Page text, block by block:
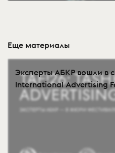
Еще материалы
Эксперты АБКР вошли в
International Advertising